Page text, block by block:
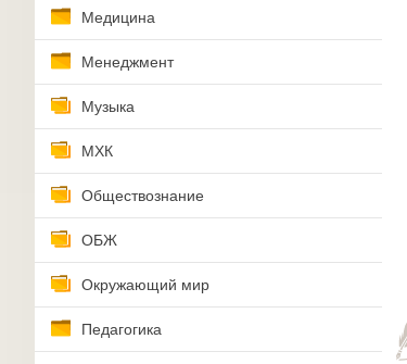
Медицина
Менеджмент
Музыка
МХК
Обществознание
ОБЖ
Окружающий мир
Педагогика